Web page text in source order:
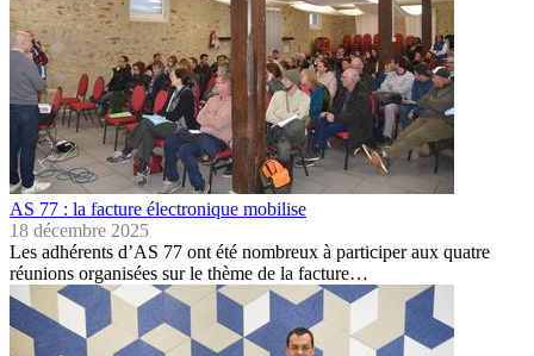
AS 77 : la facture électronique mobilise
18 décembre 2025
Les adhérents d’AS 77 ont été nombreux à participer aux quatre
réunions organisées sur le thème de la facture…